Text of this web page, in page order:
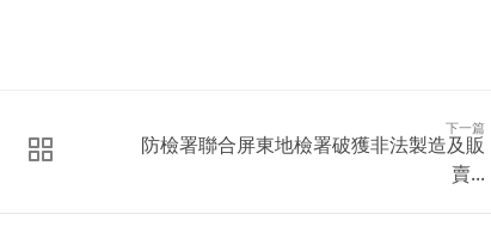
下一篇
防檢署聯合屏東地檢署破獲非法製造及販
賣...